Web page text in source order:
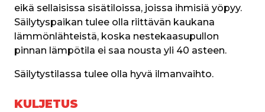
eikä sellaisissa sisätiloissa, joissa ihmisiä yöpyy.
Säilytyspaikan tulee olla riittävän kaukana
lämmönlähteistä, koska nestekaasupullon
pinnan lämpötila ei saa nousta yli 40 asteen.
Säilytystilassa tulee olla hyvä ilmanvaihto.
KULJETUS